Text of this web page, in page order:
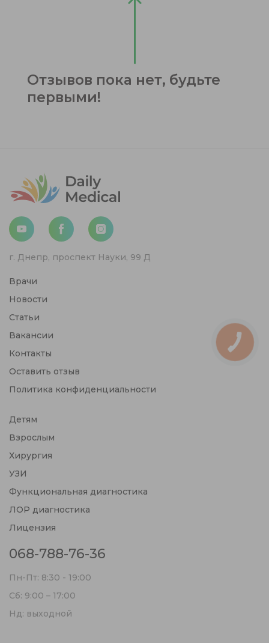
Отзывов пока нет, будьте
первыми!
г. Днепр, проспект Науки, 99 Д
Врачи
Новости
Статьи
Вакансии
Контакты
Оставить отзыв
Политика конфиденциальности
Детям
Взрослым
Хирургия
УЗИ
Функциональная диагностика
ЛОР диагностика
Лицензия
068-788-76-36
Пн-Пт: 8:30 - 19:00
Сб: 9:00 – 17:00
Нд: выходной